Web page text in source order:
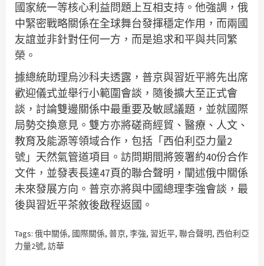
國家統一等核心利益問題上互相支持。他強調，俄
中緊密戰略關係在全球舞台發揮穩定作用，而兩國
友誼並非針對任何一方，而是追求和平與共同繁
榮。
據總統助理烏沙科夫透露，普京與習近平將先出席
歡迎儀式並舉行小範圍會談，隨後擴大至正式會
談，討論雙邊關係中最重要及敏感議題，並就國際
局勢交換意見。雙方亦將磋商經貿、醫療、人文、
教育及能源等領域合作，包括「西伯利亞力量2
號」天然氣管道項目。訪問期間將簽署約40份合作
文件，並發表長達47頁的聯合聲明，闡述俄中關係
未來發展方向。普京亦將與中國總理李強會談，最
後與習近平茶敘後啟程返國。
Tags: 俄中關係, 國際關係, 普京, 李強, 習近平, 聯合聲明, 西伯利亞
力量2號, 訪華